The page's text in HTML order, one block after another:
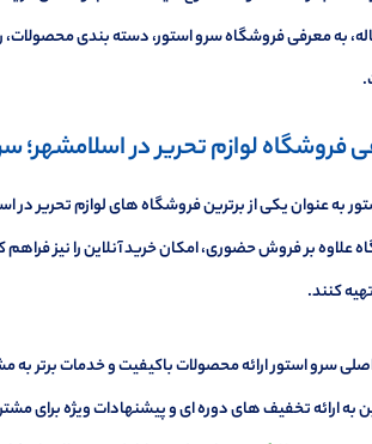
به معرفی فروشگاه سرو استور، دسته بندی
فروشگاه لوازم تحریر در اسلامشهر؛
به عنوان یکی از برترین فروشگاه های لوازم تحریر در
علاوه بر فروش حضوری، امکان خرید آنلاین را نیز
کنند.
سرو استور ارائه محصولات باکیفیت و خدمات برتر به
به ارائه تخفیف های دوره ای و پیشنهادات ویژه برای